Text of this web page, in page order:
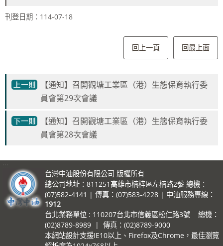
刊登日期：114-07-18
回上一頁 回最上面
【通知】召開觀塘工業區（港）生態保育執行委
員會第29次會議
【通知】召開觀塘工業區（港）生態保育執行委
員會第28次會議
台灣中油股份有限公司 版權所有
總公司地址：811251高雄市楠梓區左楠路2號 總機：
(07)582-4141 | 傳真：(07)583-4228 | 中油服務專線：
1912
台北業務單位 : 110207台北市信義區松仁路3號 總機：
(02)8789-8989 | 傳真：(02)8789-9000
本網站設計支援IE10以上、Firefox及Chrome，最佳瀏覽